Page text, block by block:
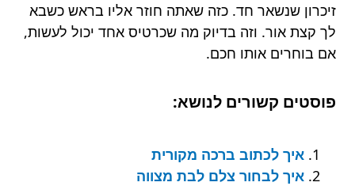
זיכרון שנשאר חד. כזה שאתה חוזר אליו בראש כשבא
לך קצת אור. וזה בדיוק מה שכרטיס אחד יכול לעשות,
אם בוחרים אותו חכם.
פוסטים קשורים לנושא:
איך לכתוב ברכה מקורית
איך לבחור צלם לבת מצווה